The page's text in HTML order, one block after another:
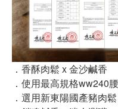
．香酥肉鬆 x 金沙鹹香
．使用最高規格ww240
．選用新東陽國產豬肉鬆